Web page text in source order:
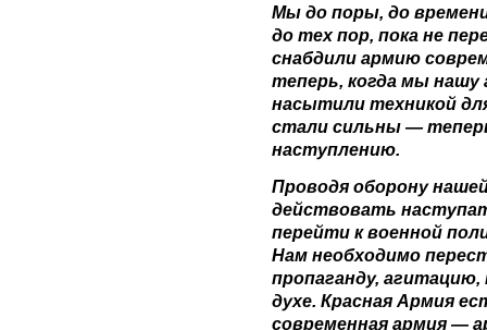
Мы до поры, до
до тех пор, пока не
снабдили армию
теперь, когда мы нашу
насытили техникой
стали сильны —
наступлению.
Проводя оборону
действовать
перейти к военной
Нам необходимо
пропаганду,
духе. Красная Армия
современная армия —